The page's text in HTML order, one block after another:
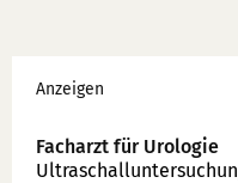
n
u
Werbung
Anzeigen
Facharzt für Urologie